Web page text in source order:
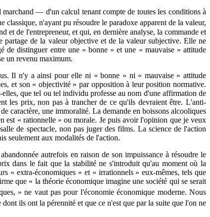
— d'un calcul tenant compte de toutes les conditions à
n'ayant pu résoudre le paradoxe apparent de la valeur,
et de l'entrepreneur, et qui, en dernière analyse, la commande et
de la valeur objective et de la valeur subjective. Elle ne
distinguer entre une « bonne » et une « mauvaise » attitude
un revenu maximum.
Il n'y a ainsi pour elle ni « bonne » ni « mauvaise » attitude
et son « objectivité » par opposition à leur position normative.
que tel ou tel individu professe au nom d'une affirmation de
les prix, non pas à trancher de ce qu'ils devraient être. L'anti-
caractère, une immoralité. La demande en boissons alcooliques
est « rationnelle » ou morale. Je puis avoir l'opinion que je veux
de spectacle, non pas juger des films. La science de l'action
seulement aux modalités de l'action.
autrefois en raison de son impuissance à résoudre le
dans le fait que la stabilité ne s'introduit qu'au moment où la
« extra-économiques » et « irrationnels » eux-mêmes, tels que
que « la théorie économique imagine une société qui se serait
» ne vaut pas pour l'économie économique moderne. Nous
ils ont la pérennité et que ce n'est que par la suite que l'on ne